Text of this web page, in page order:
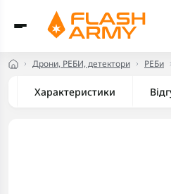
Дрони, РЕБИ, детектори РЕБи
Характеристики